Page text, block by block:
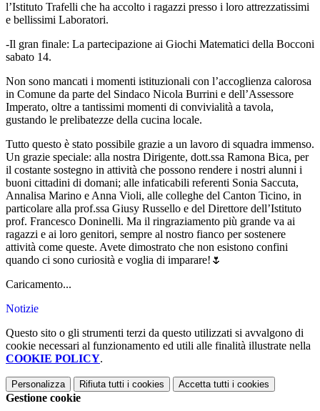
l’Istituto Trafelli che ha accolto i ragazzi presso i loro attrezzatissimi
e bellissimi Laboratori.
-Il gran finale: La partecipazione ai Giochi Matematici della Bocconi
sabato 14.
Non sono mancati i momenti istituzionali con l’accoglienza calorosa
in Comune da parte del Sindaco Nicola Burrini e dell’Assessore
Imperato, oltre a tantissimi momenti di convivialità a tavola,
gustando le prelibatezze della cucina locale.
Tutto questo è stato possibile grazie a un lavoro di squadra immenso.
Un grazie speciale: alla nostra Dirigente, dott.ssa Ramona Bica, per
il costante sostegno in attività che possono rendere i nostri alunni i
buoni cittadini di domani; alle infaticabili referenti Sonia Saccuta,
Annalisa Marino e Anna Violi, alle colleghe del Canton Ticino, in
particolare alla prof.ssa Giusy Russello e del Direttore dell’Istituto
prof. Francesco Doninelli. Ma il ringraziamento più grande va ai
ragazzi e ai loro genitori, sempre al nostro fianco per sostenere
attività come queste. Avete dimostrato che non esistono confini
quando ci sono curiosità e voglia di imparare!🌷
Caricamento...
Notizie
Questo sito o gli strumenti terzi da questo utilizzati si avvalgono di
cookie necessari al funzionamento ed utili alle finalità illustrate nella
COOKIE POLICY.
Personalizza Rifiuta tutti i cookies Accetta tutti i cookies
Gestione cookie